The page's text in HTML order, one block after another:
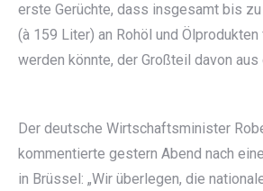
erste Gerüchte, dass insgesamt bis
(à 159 Liter) an Rohöl und
werden könnte, der Großteil davon aus
Der deutsche Wirtschaftsminister
kommentierte gestern Abend nach
in Brüssel: „Wir überlegen, die